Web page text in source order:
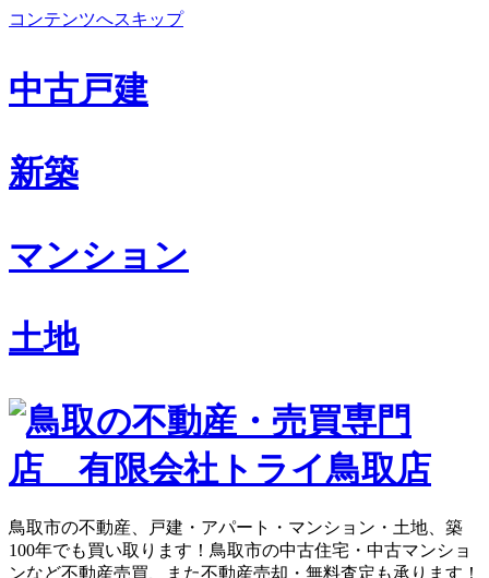
コンテンツへスキップ
中古戸建
新築
マンション
土地
鳥取市の不動産、戸建・アパート・マンション・土地、築
100年でも買い取ります！鳥取市の中古住宅・中古マンショ
ンなど不動産売買、また不動産売却・無料査定も承ります！